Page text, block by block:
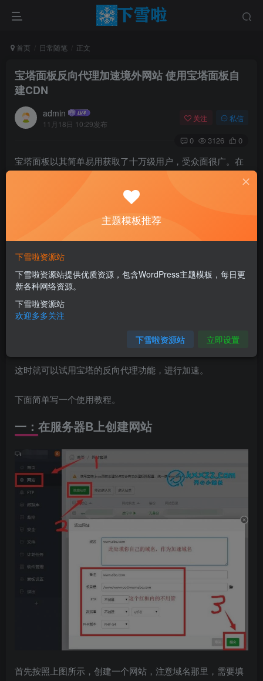
首页 日常随笔 正文
宝塔面板反向代理加速境外网站 使用宝塔面板自
建CDN
admin
11月18日 10:29发布
关注 私信
0 3126 0
宝塔面板以其简单易用获取了十万级用户，受众面很广。在
向代理功能，可以加速被代理的网站的加载速度。
下面简单画一个示意图。
假设源站A为架设在境外服务器A上的站点，国内用户访问速
这时就可以试用宝塔的反向代理功能，进行加速。
下面简单写一个使用教程。
一：在服务器B上创建网站
首先按照上图所示，创建一个网站，注意域名那里，需要填
主题模板推荐
下雪啦资源站
下雪啦资源站提供优质资源，包含WordPress主题模板，每日更
新各种网络资源。
下雪啦资源站
欢迎多多关注
下雪啦资源站 立即设置